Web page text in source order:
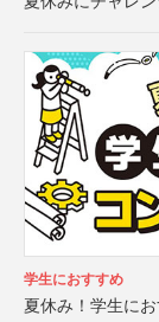
学生におすすめ
夏休み！学生に